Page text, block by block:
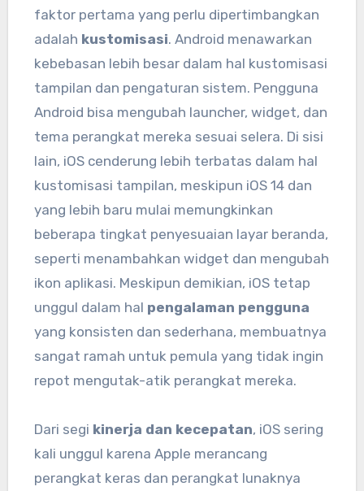
faktor pertama yang perlu dipertimbangkan
adalah kustomisasi. Android menawarkan
kebebasan lebih besar dalam hal kustomisasi
tampilan dan pengaturan sistem. Pengguna
Android bisa mengubah launcher, widget, dan
tema perangkat mereka sesuai selera. Di sisi
lain, iOS cenderung lebih terbatas dalam hal
kustomisasi tampilan, meskipun iOS 14 dan
yang lebih baru mulai memungkinkan
beberapa tingkat penyesuaian layar beranda,
seperti menambahkan widget dan mengubah
ikon aplikasi. Meskipun demikian, iOS tetap
unggul dalam hal pengalaman pengguna
yang konsisten dan sederhana, membuatnya
sangat ramah untuk pemula yang tidak ingin
repot mengutak-atik perangkat mereka.
Dari segi kinerja dan kecepatan, iOS sering
kali unggul karena Apple merancang
perangkat keras dan perangkat lunaknya